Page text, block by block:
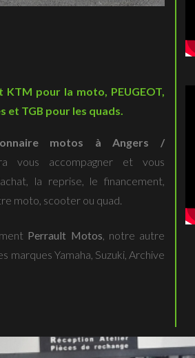
KTM pour la moto, PEUGEOT,
et TGB pour les quads.
motos à Angers /
vous accompagner et vous
la reprise, le financement,
moto, scooter ou quad.
Perrault Motos , notre autre
marques Yamaha, Suzuki, Archive